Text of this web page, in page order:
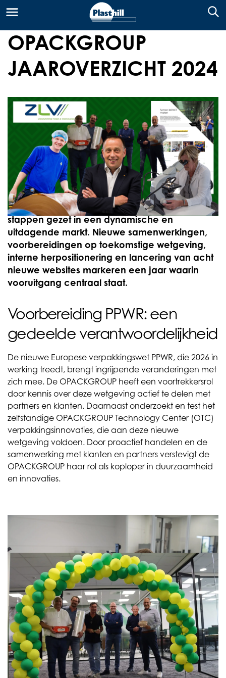
OPACKGROUP
JAAROVERZICHT 2024
De jaarwisseling is hét moment om
verwachtingen uit de spreken voor de
toekomst, maar ook om terug te kijken wat er
het afgelopen jaar gerealiseerd is. Het jaar
2024 was een jaar van transformatie, groei en
innovatie voor de OPACKGROUP. Met een
duidelijke focus op klanttevredenheid en
duurzaamheid heeft de organisatie belangrijke
stappen gezet in een dynamische en
uitdagende markt. Nieuwe samenwerkingen,
voorbereidingen op toekomstige wetgeving,
interne herpositionering en lancering van acht
nieuwe websites markeren een jaar waarin
vooruitgang centraal staat.
Voorbereiding PPWR: een
gedeelde verantwoordelijkheid
De nieuwe Europese verpakkingswet PPWR, die 2026 in
werking treedt, brengt ingrijpende veranderingen met
zich mee. De OPACKGROUP heeft een voortrekkersrol
door kennis over deze wetgeving actief te delen met
partners en klanten. Daarnaast onderzoekt en test het
zelfstandige OPACKGROUP Technology Center (OTC)
verpakkingsinnovaties, die aan deze nieuwe
wetgeving voldoen. Door proactief handelen en de
samenwerking met klanten en partners verstevigt de
OPACKGROUP haar rol als koploper in duurzaamheid
en innovaties.
Team krimpfoliespecialisten
versterkt OPACKGROUP
Door de stopzetting van de Krehalon productie in
Nederland, heeft de OPACKGROUP een belangrijke
versterking gerealiseerd, door een team van
verpakkingsspecialisten van dit bedrijf toe te voegen